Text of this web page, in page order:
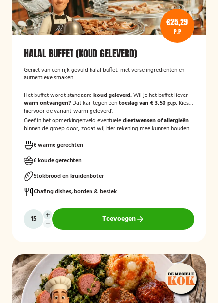
€25,29
P.P
HALAL BUFFET (KOUD GELEVERD)
Geniet van een rijk gevuld halal buffet, met verse ingrediënten en
authentieke smaken.
Het buffet wordt standaard koud geleverd.Wil je het buffet liever
warm ontvangen? Dat kan tegen eentoeslag van € 3,50 p.p. Kies
hiervoor de variant 'warm geleverd'.
Geef in het opmerkingenveld eventueledieetwensen of allergieën
binnen de groep door, zodat wij hier rekening mee kunnen houden.
6 warme gerechten
6 koude gerechten
Stokbrood en kruidenboter
Chafing dishes, borden & bestek
Toevoegen